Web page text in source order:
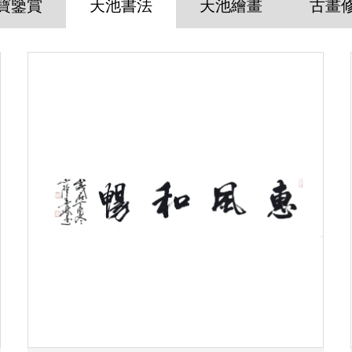
鑒賞 天池書法 天池繪畫 古畫